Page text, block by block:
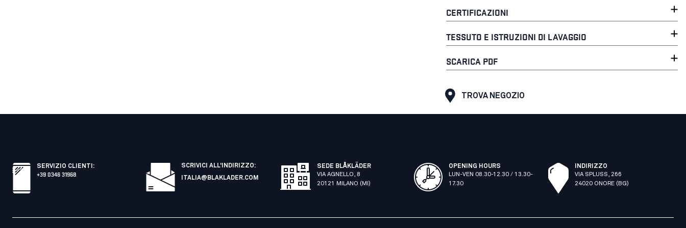
CERTIFICAZIONI
TESSUTO E ISTRUZIONI DI LAVAGGIO
SCARICA PDF
TROVA NEGOZIO
SERVIZIO CLIENTI :
+39 0346 31968
SCRIVICI ALL'INDIRIZZO:
ITALIA@BLAKLADER.COM
SEDE BLÅKLÄDER
VIA AGNELLO, 8
20121 MILANO (MI)
OPENING HOURS
LUN-VEN 08.30-12.30 / 13.30-
17.30
INDIRIZZO
VIA SPLUSS, 266
24020 ONORE (BG)